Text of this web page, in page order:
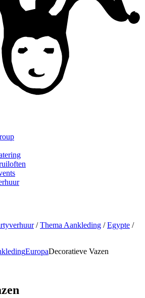
/Thema Aankleding /Egypte /
EuropaDecoratieve Vazen